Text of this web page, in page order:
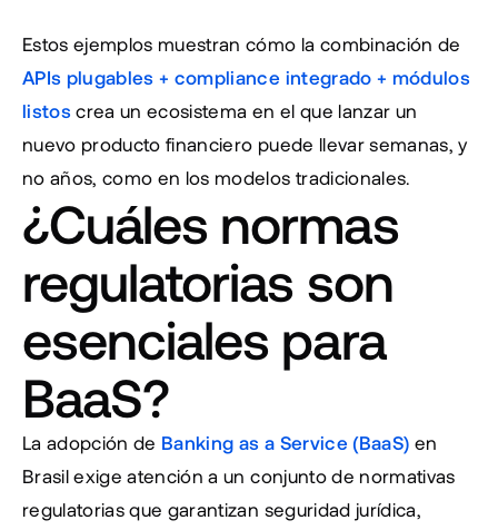
APIs plugables + compliance integrado + módulos
listos crea un ecosistema en el que lanzar un
nuevo producto financiero puede llevar semanas, y
no años, como en los modelos tradicionales.
¿Cuáles normas
regulatorias son
esenciales para
BaaS?
La adopción de Banking as a Service (BaaS) en
Brasil exige atención a un conjunto de normativas
regulatorias que garantizan seguridad jurídica,